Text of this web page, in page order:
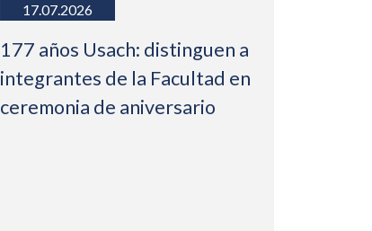
17.07.2026
177 años Usach: distinguen a
integrantes de la Facultad en
ceremonia de aniversario